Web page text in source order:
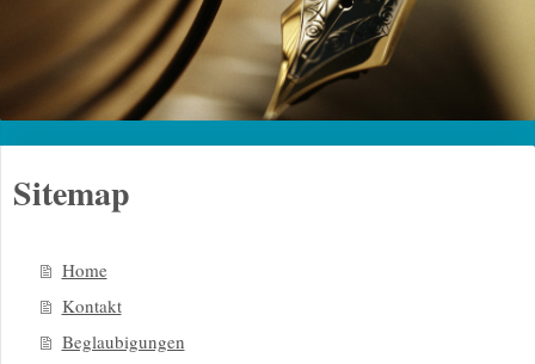
Sitemap
Home
Kontakt
Beglaubigungen